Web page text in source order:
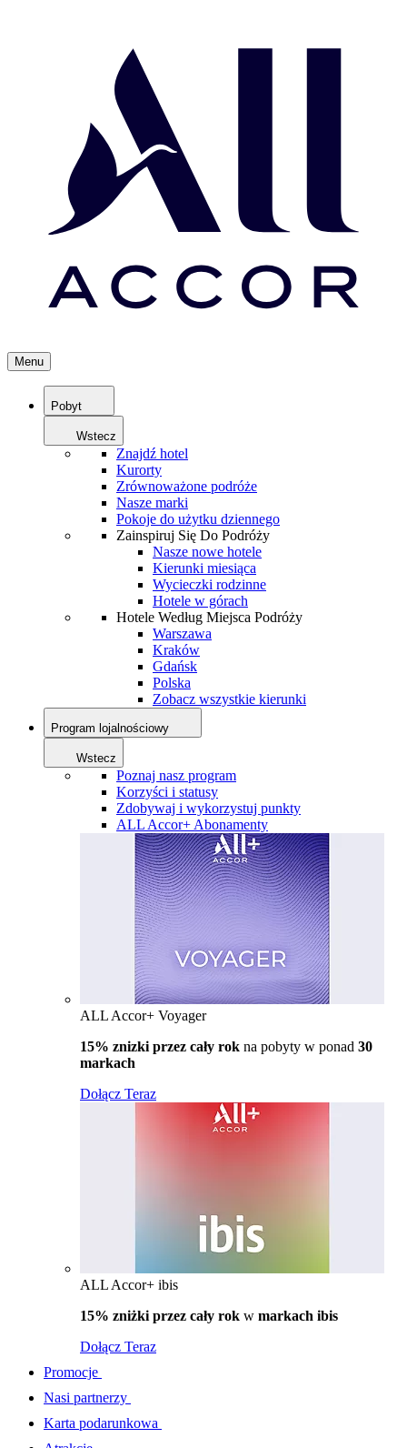
Menu
Pobyt
Wstecz
Znajdź hotel
Kurorty
Zrównoważone podróże
Nasze marki
Pokoje do użytku dziennego
Zainspiruj Się Do Podróży
Nasze nowe hotele
Kierunki miesiąca
Wycieczki rodzinne
Hotele w górach
Hotele Według Miejsca Podróży
Warszawa
Kraków
Gdańsk
Polska
Zobacz wszystkie kierunki
Program lojalnościowy
Wstecz
Poznaj nasz program
Korzyści i statusy
Zdobywaj i wykorzystuj punkty
ALL Accor+ Abonamenty
ALL Accor+ Voyager
15% znizki przez cały rok na pobyty w ponad 30
markach
Dołącz Teraz
ALL Accor+ ibis
15% zniżki przez cały rok w markach ibis
Dołącz Teraz
Promocje
Nasi partnerzy
Karta podarunkowa